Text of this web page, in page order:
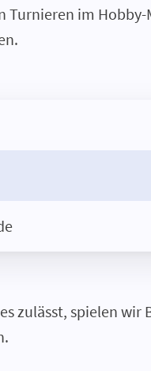
Turnieren im
zulässt, spielen